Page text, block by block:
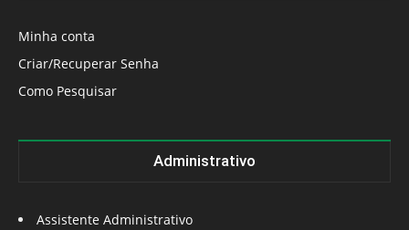
Minha conta
Criar/Recuperar Senha
Como Pesquisar
Administrativo
Assistente Administrativo